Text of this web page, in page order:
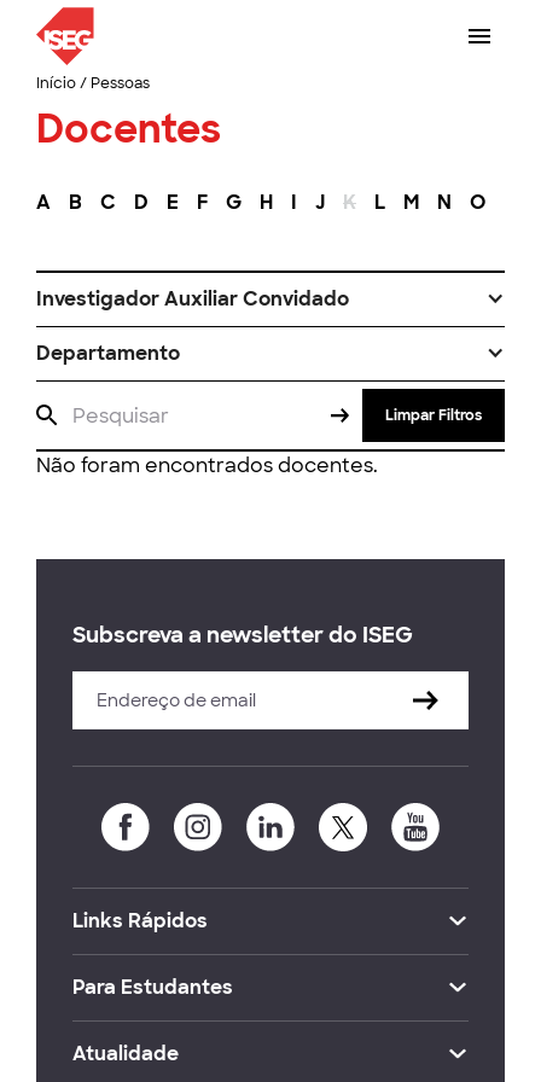
Início/ Pessoas
Docentes
A B C D E F G H I J K L M N O
Investigador Auxiliar Convidado
Departamento
Limpar Filtros
Não foram encontrados docentes.
Subscreva a newsletter do ISEG
Links Rápidos
Para Estudantes
Atualidade